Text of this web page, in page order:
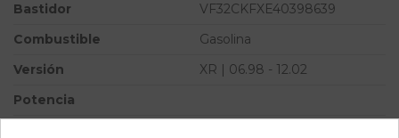
Bastidor
VF32CKFXE40398639
Combustible
Gasolina
Versión
XR | 06.98 - 12.02
Potencia